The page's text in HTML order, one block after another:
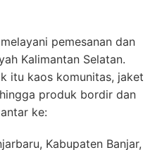
pemesanan dan
Kalimantan Selatan.
itu kaos komunitas, jaket
produk bordir dan
ke:
Kabupaten Banjar,